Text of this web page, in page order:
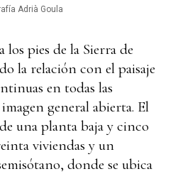
Adrià Goula
los pies de la Sierra de
la relación con el paisaje
en todas las
general abierta. El
una planta baja y cinco
viviendas y un
donde se ubica